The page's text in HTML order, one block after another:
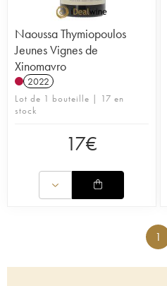
Naoussa Thymiopoulos
Jeunes Vignes de
Xinomavro
2022
Lot de 1 bouteille | 17 en
stock
17€
1